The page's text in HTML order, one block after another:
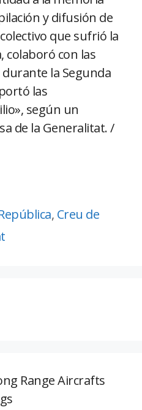
y difusión de
que sufrió la
con las
la Segunda
las
según un
de la Generalitat. /
, Creu de
Range Aircrafts